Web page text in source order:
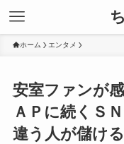
ホーム エンタメ
安室ファンが
ＡＰに続くＳ
違う人が儲け